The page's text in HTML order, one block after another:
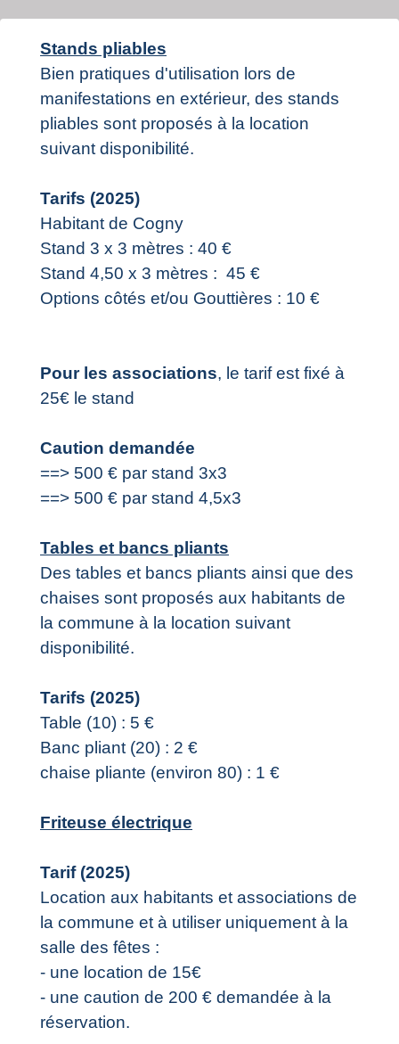
Stands pliables
Bien pratiques d'utilisation lors de
manifestations en extérieur, des stands
pliables sont proposés à la location
suivant disponibilité.
Tarifs (2025)
Habitant de Cogny
Stand 3 x 3 mètres : 40 €
Stand 4,50 x 3 mètres : 45 €
Options côtés et/ou Gouttières : 10 €
Pour les associations, le tarif est fixé à
25€ le stand
Caution demandée
==> 500 € par stand 3x3
==> 500 € par stand 4,5x3
Tables et bancs pliants
Des tables et bancs pliants ainsi que des
chaises sont proposés aux habitants de
la commune à la location suivant
disponibilité.
Tarifs (2025)
Table (10) : 5 €
Banc pliant (20) : 2 €
chaise pliante (environ 80) : 1 €
Friteuse électrique
Tarif (2025)
Location aux habitants et associations de
la commune et à utiliser uniquement à la
salle des fêtes :
- une location de 15€
- une caution de 200 € demandée à la
réservation.